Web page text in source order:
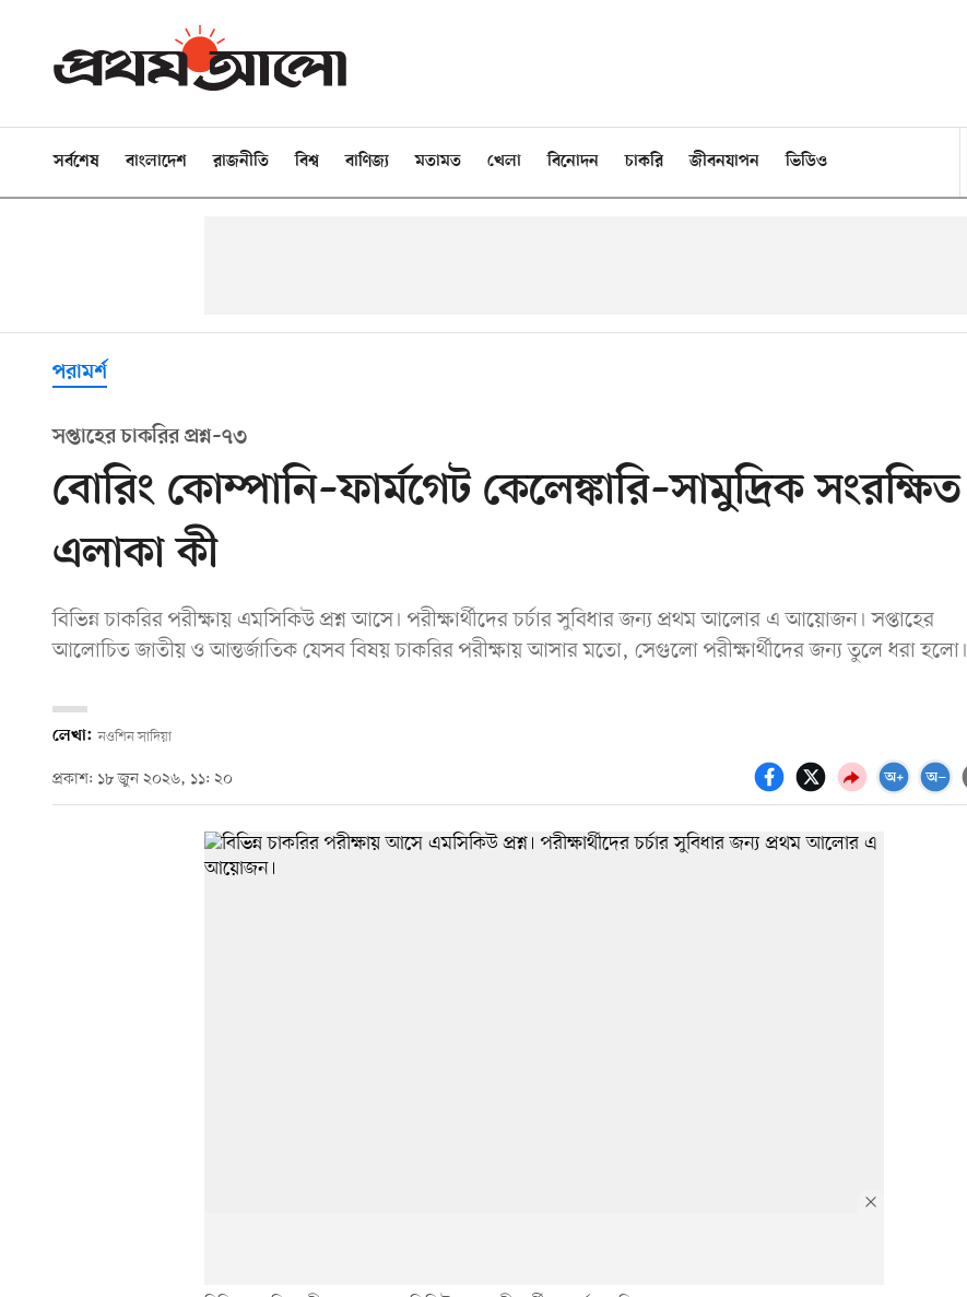
সর্বশেষ বাংলাদেশ রাজনীতি বিশ্ব বাণিজ্য মতামত খেলা বিনোদন চাকরি জীবনযাপন ভিডিও
পরামর্শ
সপ্তাহের চাকরির প্রশ্ন–৭৩
বোরিং কোম্পানি–ফার্মগেট কেলেঙ্কারি–সামুদ্রিক সংরক্ষিত
এলাকা কী
বিভিন্ন চাকরির পরীক্ষায় এমসিকিউ প্রশ্ন আসে। পরীক্ষার্থীদের চর্চার সুবিধার জন্য প্রথম আলোর এ আয়োজন। সপ্তাহের
আলোচিত জাতীয় ও আন্তর্জাতিক যেসব বিষয় চাকরির পরীক্ষায় আসার মতো, সেগুলো পরীক্ষার্থীদের জন্য তুলে ধরা হলো।
লেখা: নওশিন সাদিয়া
প্রকাশ: ১৮ জুন ২০২৬, ১১: ২০